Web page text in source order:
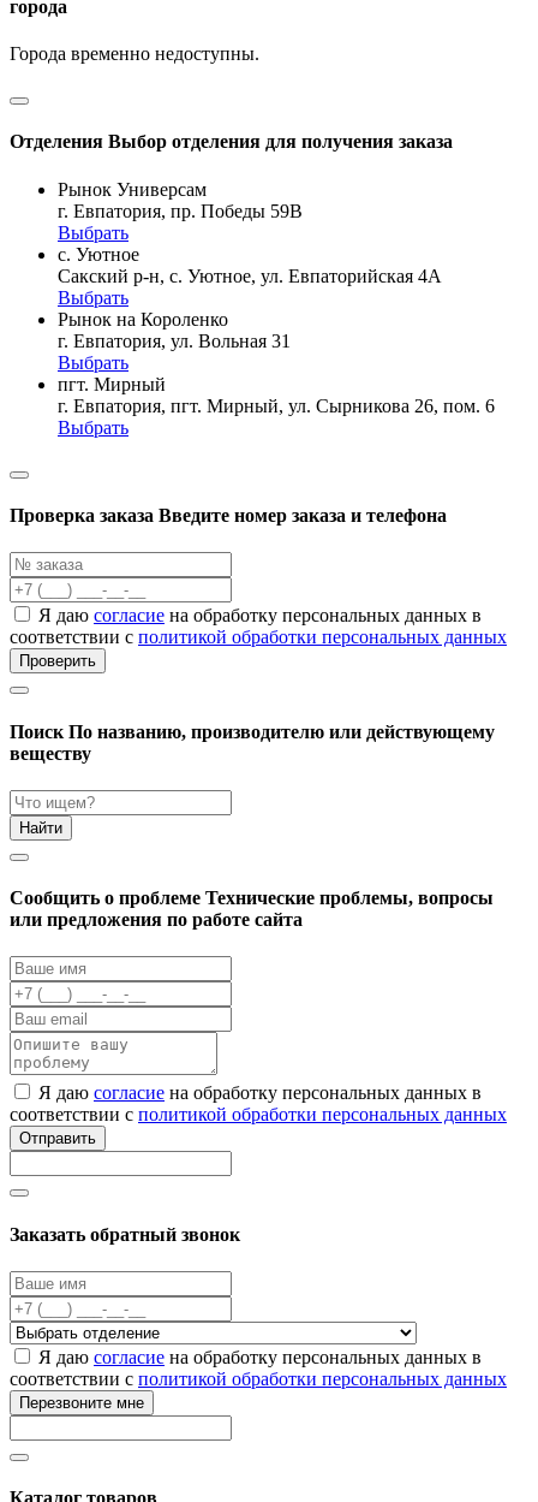
города
Города временно недоступны.
Отделения Выбор отделения для получения заказа
Рынок Универсам
г. Евпатория, пр. Победы 59В
Выбрать
с. Уютное
Сакский р-н, с. Уютное, ул. Евпаторийская 4А
Выбрать
Рынок на Короленко
г. Евпатория, ул. Вольная 31
Выбрать
пгт. Мирный
г. Евпатория, пгт. Мирный, ул. Сырникова 26, пом. 6
Выбрать
Проверка заказа Введите номер заказа и телефона
Я даю согласие на обработку персональных данных в
соответствии с политикой обработки персональных данных
Проверить
Поиск По названию, производителю или действующему
веществу
Найти
Cообщить о проблеме Технические проблемы, вопросы
или предложения по работе сайта
Я даю согласие на обработку персональных данных в
соответствии с политикой обработки персональных данных
Отправить
Заказать обратный звонок
Я даю согласие на обработку персональных данных в
соответствии с политикой обработки персональных данных
Перезвоните мне